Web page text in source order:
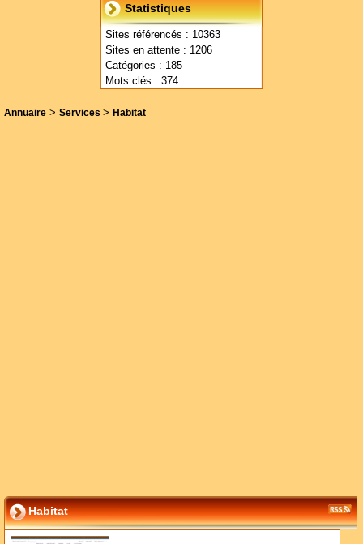
Statistiques
Sites référencés : 10363
Sites en attente : 1206
Catégories : 185
Mots clés : 374
Annuaire > Services > Habitat
Habitat